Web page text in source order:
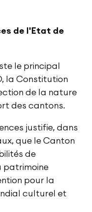
de l'Etat de
le principal
la Constitution
de la nature
des cantons.
justifie, dans
que le Canton
de
patrimoine
pour la
culturel et